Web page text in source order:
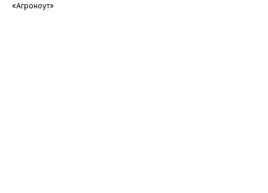
«Агроноут»